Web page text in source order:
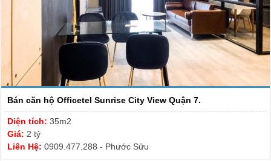
Bán căn hộ Officetel Sunrise City View Quận 7.
Diện tích: 35m2
Giá: 2 tỷ
Liên Hệ: 0909.477.288 - Phước Sửu